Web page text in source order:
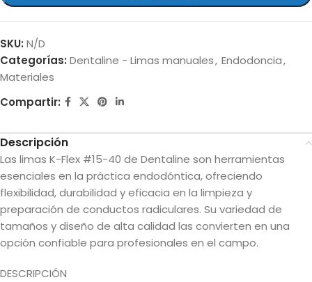
SKU: N/D
Categorías: Dentaline - Limas manuales, Endodoncia,
Materiales
Compartir:
Descripción
Las limas K-Flex #15-40 de Dentaline son herramientas
esenciales en la práctica endodóntica, ofreciendo
flexibilidad, durabilidad y eficacia en la limpieza y
preparación de conductos radiculares. Su variedad de
tamaños y diseño de alta calidad las convierten en una
opción confiable para profesionales en el campo.
DESCRIPCIÓN